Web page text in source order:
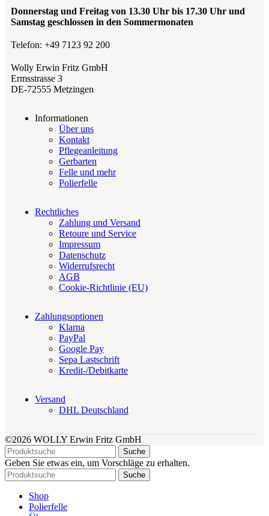
Donnerstag und Freitag von 13.30 Uhr bis 17.30 Uhr und
Samstag geschlossen in den Sommermonaten
Telefon: +49 7123 92 200
Wolly Erwin Fritz GmbH
Ermsstrasse 3
DE-72555 Metzingen
Informationen
Über uns
Kontakt
Pflegeanleitung
Gerbarten
Felle und mehr
Polierfelle
Rechtliches
Zahlung und Versand
Retoure und Service
Impressum
Datenschutz
Widerrufsrecht
AGB
Cookie-Richtlinie (EU)
Zahlungsoptionen
Klarna
PayPal
Google Pay
Sepa Lastschrift
Kredit-/Debitkarte
Versand
DHL Deutschland
©2026 WOLLY Erwin Fritz GmbH
Suche
Geben Sie etwas ein, um Vorschläge zu erhalten.
Suche
Shop
Polierfelle